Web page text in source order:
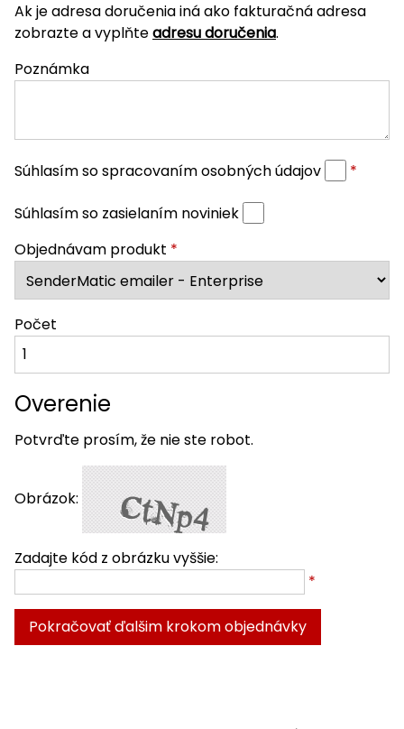
Ak je adresa doručenia iná ako fakturačná adresa
zobrazte a vyplňteadresu doručenia.
Poznámka
Súhlasím so spracovaním osobných údajov *
Súhlasím so zasielaním noviniek
Objednávam produkt *
Počet
Overenie
Potvrďte prosím, že nie ste robot.
Obrázok:
Zadajte kód z obrázku vyššie:
*